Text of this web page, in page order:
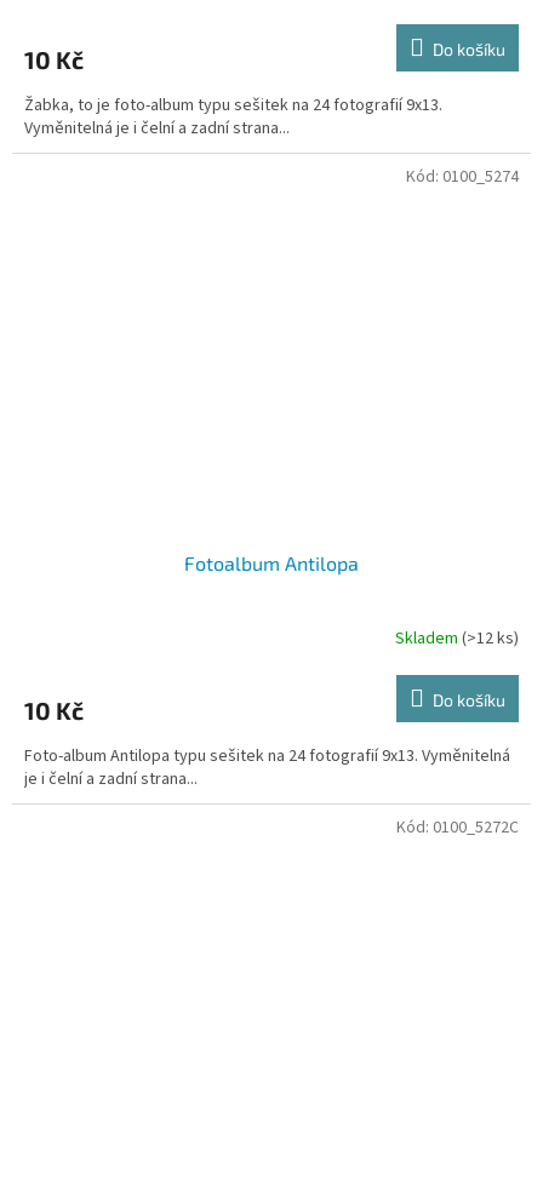
10 Kč Do košíku
Žabka, to je foto-album typu sešitek na 24 fotografií 9x13.
Vyměnitelná je i čelní a zadní strana...
Fotoalbum Antilopa
Skladem (>12 ks)
10 Kč Do košíku
Foto-album Antilopa typu sešitek na 24 fotografií 9x13. Vyměnitelná
je i čelní a zadní strana...
Kód: 0100_5274
Kód: 0100_5272C